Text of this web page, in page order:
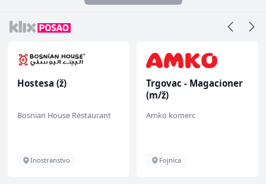
Hostesa (ž)
Bosnian House Restaurant
Inostranstvo
Trgovac - Magacioner
(m/ž)
Amko komerc
Fojnica